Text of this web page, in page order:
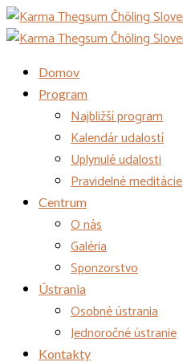
Domov
Program
Najbližší program
Kalendár udalostí
Uplynulé udalosti
Pravidelné meditácie
Centrum
O nás
Galéria
Sponzorstvo
Ústrania
Osobné ústrania
Jednoročné ústranie
Kontakty